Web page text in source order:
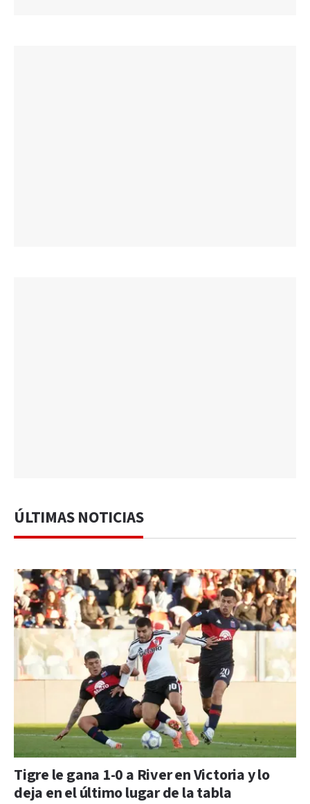
ÚLTIMAS NOTICIAS
Tigre le gana 1-0 a River en Victoria y lo
deja en el último lugar de la tabla